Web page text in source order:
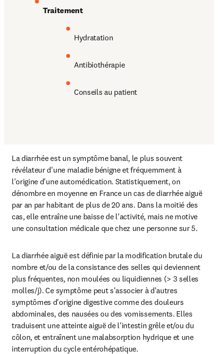
Traitement
Hydratation
Antibiothérapie
Conseils au patient
La diarrhée est un symptôme banal, le plus souvent
révélateur d'une maladie bénigne et fréquemment à
l'origine d'une automédication. Statistiquement, on
dénombre en moyenne en France un cas de diarrhée aiguë
par an par habitant de plus de 20 ans. Dans la moitié des
cas, elle entraîne une baisse de l'activité, mais ne motive
une consultation médicale que chez une personne sur 5.
La diarrhée aiguë est définie par la modification brutale du
nombre et/ou de la consistance des selles qui deviennent
plus fréquentes, non moulées ou liquidiennes (> 3 selles
molles/j). Ce symptôme peut s'associer à d'autres
symptômes d'origine digestive comme des douleurs
abdominales, des nausées ou des vomissements. Elles
traduisent une atteinte aiguë de l'intestin grêle et/ou du
côlon, et entraînent une malabsorption hydrique et une
interruption du cycle entérohépatique.